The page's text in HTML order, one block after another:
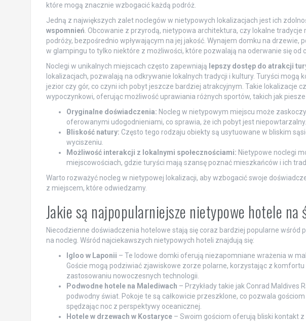
które mogą znacznie wzbogacić każdą podróż.
Jedną z największych zalet noclegów w nietypowych lokalizacjach jest ich
wspomnień . Obcowanie z przyrodą, nietypowa architektura, czy lokalne
podróży, bezpośrednio wpływającym na jej jakość. Wynajem domku na drzewie,
w glampingu to tylko niektóre z możliwości, które pozwalają na oderwanie się od
Noclegi w unikalnych miejscach często zapewniają lepszy dostęp do atrakcji
lokalizacjach, pozwalają na odkrywanie lokalnych tradycji i kultury. Turyści mogą
jezior czy gór, co czyni ich pobyt jeszcze bardziej atrakcyjnym. Takie lokalizacje
wypoczynkowi, oferując możliwość uprawiania różnych sportów, takich jak
Oryginalne doświadczenia: Nocleg w nietypowym miejscu może
oferowanymi udogodnieniami, co sprawia, że ich pobyt jest niepowtarzalny.
Bliskość natury: Często tego rodzaju obiekty są usytuowane w bliskim
wyciszeniu.
Możliwość interakcji z lokalnymi społecznościami: Nietypowe noclegi
miejscowościach, gdzie turyści mają szansę poznać mieszkańców i ich
Warto rozważyć nocleg w nietypowej lokalizacji, aby wzbogacić swoje
z miejscem, które odwiedzamy.
Jakie są najpopularniejsze nietypowe hotele na
Niecodzienne doświadczenia hotelowe stają się coraz bardziej popularne wśród
na nocleg. Wśród najciekawszych nietypowych hoteli znajdują się:
Igloo w Laponii – Te lodowe domki oferują niezapomniane wrażenia w
Goście mogą podziwiać zjawiskowe zorze polarne, korzystając z
zastosowaniu nowoczesnych technologii.
Podwodne hotele na Malediwach – Przykłady takie jak Conrad Maldives
podwodny świat. Pokoje te są całkowicie przeszklone, co pozwala
spędzając noc z perspektywy oceanicznej.
Hotele w drzewach w Kostaryce– Swoim gościom oferują bliski kontakt